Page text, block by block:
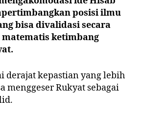
posisi ilmu
bisa divalidasi secara
ketimbang
derajat kepastian yang lebih
menggeser Rukyat sebagai